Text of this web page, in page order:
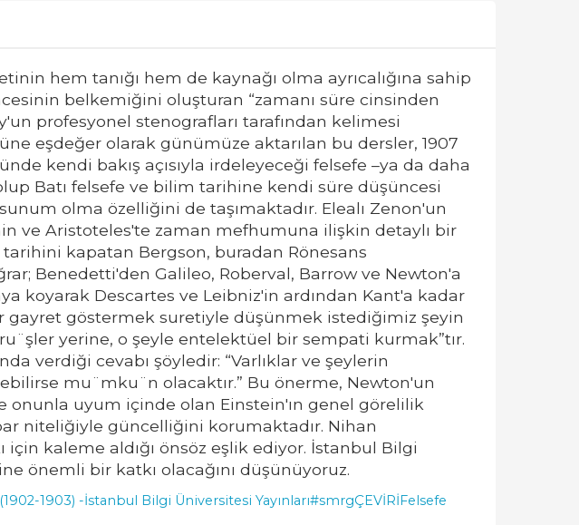
hem tanığı hem de kaynağı olma ayrıcalığına sahip
belkemiğini oluşturan “zamanı süre cinsinden
profesyonel stenografları tarafından kelimesi
eşdeğer olarak günümüze aktarılan bu dersler, 1907
kendi bakış açısıyla irdeleyeceği felsefe –ya da daha
Batı felsefe ve bilim tarihine kendi süre düşüncesi
olma özelliğini de taşımaktadır. Elealı Zenon'un
ve Aristoteles'te zaman mefhumuna ilişkin detaylı bir
kapatan Bergson, buradan Rönesans
Benedetti'den Galileo, Roberval, Barrow ve Newton'a
koyarak Descartes ve Leibniz'in ardından Kant'a kadar
gayret göstermek suretiyle düşünmek istediğimiz şeyin
yerine, o şeyle entelektüel bir sempati kurmak”tır.
verdiği cevabı şöyledir: “Varlıklar ve şeylerin
mu¨mku¨n olacaktır.” Bu önerme, Newton'un
uyum içinde olan Einstein'ın genel görelilik
niteliğiyle güncelliğini korumaktadır. Nihan
kaleme aldığı önsöz eşlik ediyor. İstanbul Bilgi
önemli bir katkı olacağını düşünüyoruz.
1903) -İstanbul Bilgi Üniversitesi Yayınları#smrgÇEVİRİFelsefe